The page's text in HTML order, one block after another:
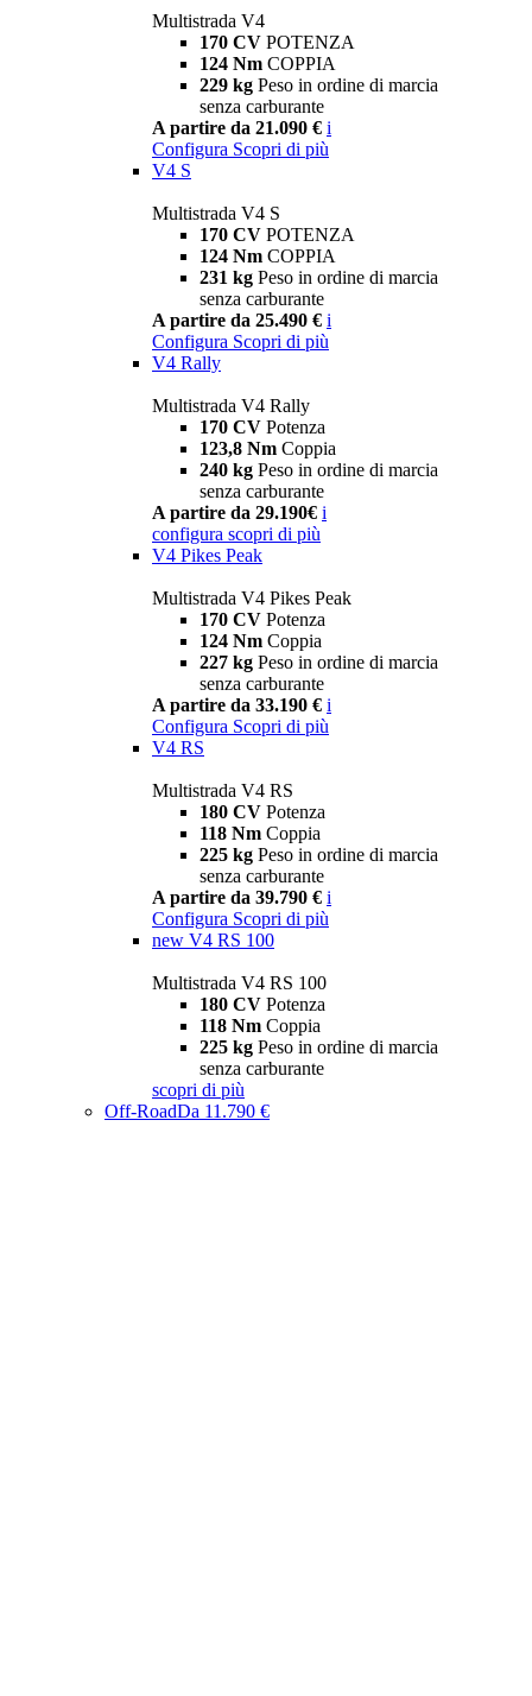
Multistrada V4
170 CV POTENZA
124 Nm COPPIA
229 kg Peso in ordine di marcia
senza carburante
A partire da 21.090 € i
Configura Scopri di più
V4 S
Multistrada V4 S
170 CV POTENZA
124 Nm COPPIA
231 kg Peso in ordine di marcia
senza carburante
A partire da 25.490 € i
Configura Scopri di più
V4 Rally
Multistrada V4 Rally
170 CV Potenza
123,8 Nm Coppia
240 kg Peso in ordine di marcia
senza carburante
A partire da 29.190€ i
configura scopri di più
V4 Pikes Peak
Multistrada V4 Pikes Peak
170 CV Potenza
124 Nm Coppia
227 kg Peso in ordine di marcia
senza carburante
A partire da 33.190 € i
Configura Scopri di più
V4 RS
Multistrada V4 RS
180 CV Potenza
118 Nm Coppia
225 kg Peso in ordine di marcia
senza carburante
A partire da 39.790 € i
Configura Scopri di più
new V4 RS 100
Multistrada V4 RS 100
180 CV Potenza
118 Nm Coppia
225 kg Peso in ordine di marcia
senza carburante
scopri di più
Off-RoadDa 11.790 €